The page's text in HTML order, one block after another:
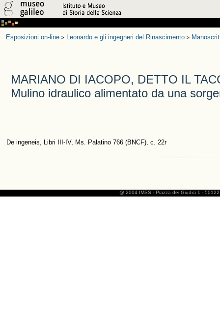
Esposizioni on-line > Leonardo e gli ingegneri del Rinascimento >
MARIANO DI IACOPO, DETTO IL
Mulino idraulico alimentato da una
De ingeneis, Libri III-IV, Ms. Palatino 766 (BNCF), c. 22r
@ 2004 IMSS - Piazza dei Giudici 1 - 50122